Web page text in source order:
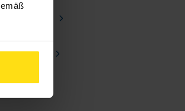
Holstein